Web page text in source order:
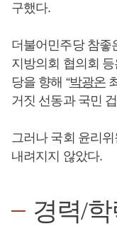
구했다.
더불어민주당 참좋
지방의회 협의회
당을 향해 “박광온
거짓 선동과 국민
그러나 국회 윤리위
내려지지 않았다.
경력/